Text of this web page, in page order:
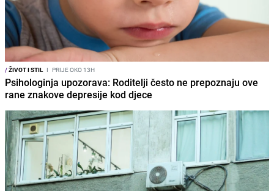
/ŽIVOT I STIL I PRIJE OKO 13H
Psihologinja upozorava: Roditelji često ne prepoznaju ove
rane znakove depresije kod djece